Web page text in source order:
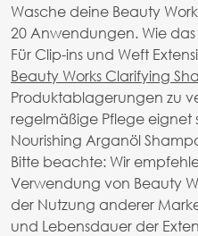
Wasche deine Beauty
20 Anwendungen. Wie
Für Clip-ins und Weft
Beauty Works Clarifying
Produktablagerungen zu
regelmäßige Pflege eignet
Nourishing Arganöl
Bitte beachte: Wir
Verwendung von Beauty
der Nutzung anderer
und Lebensdauer der